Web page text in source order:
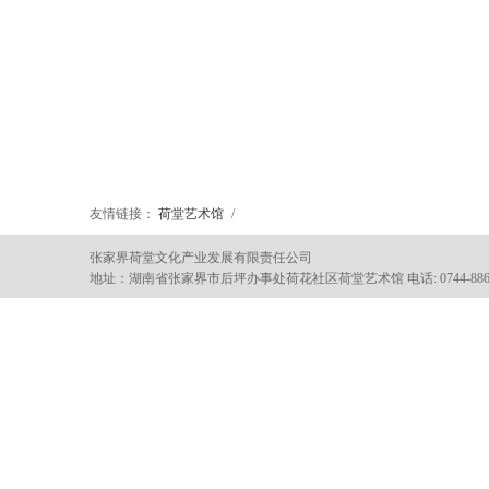
友情链接： 荷堂艺术馆 /
张家界荷堂文化产业发展有限责任公司
地址：湖南省张家界市后坪办事处荷花社区荷堂艺术馆 电话: 0744-